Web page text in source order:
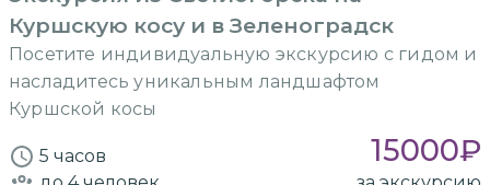
Куршскую косу и в Зеленоградск
Посетите индивидуальную экскурсию с гидом и
насладитесь уникальным ландшафтом
Куршской косы
5 часов 15000₽